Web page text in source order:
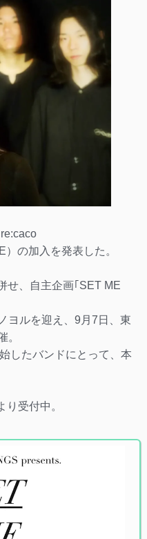
の加入を発表した。
せ、自主企画｢SET ME
ヨルを迎え、9月7日、東
。
したバンドにとって、本
受付中。